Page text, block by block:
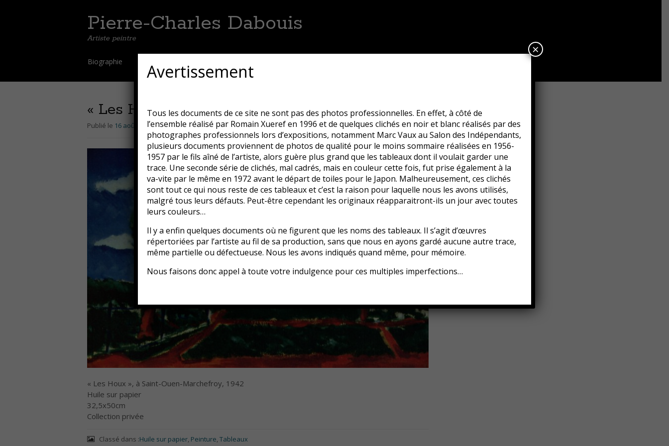
Pierre-Charles Dabouis
Artiste peintre
Aller
contenu
Biographie
« Les Houx », à Saint-Ouen-Marchefroy
Publié le 16 août 2018parGuillaume
« Les Houx », à Saint-Ouen-Marchefroy, 1942
Huile sur papier
32,5x50cm
Collection privée
Classé dans :Huile sur papier, Peinture,Tableaux
Avertissement
Tous les documents de ce site ne sont pas des photos professionnelles. En effet, à côté de
l’ensemble réalisé par Romain Xueref en 1996 et de quelques clichés en noir et blanc réalisés par des
photographes professionnels lors d’expositions, notamment Marc Vaux au Salon des Indépendants,
plusieurs documents proviennent de photos de qualité pour le moins sommaire réalisées en 1956-
1957 par le fils aîné de l’artiste, alors guère plus grand que les tableaux dont il voulait garder une
trace. Une seconde série de clichés, mal cadrés, mais en couleur cette fois, fut prise également à la
va-vite par le même en 1972 avant le départ de toiles pour le Japon. Malheureusement, ces clichés
sont tout ce qui nous reste de ces tableaux et c’est la raison pour laquelle nous les avons utilisés,
malgré tous leurs défauts. Peut-être cependant les originaux réapparaitront-ils un jour avec toutes
leurs couleurs…
Il y a enfin quelques documents où ne figurent que les noms des tableaux. Il s’agit d’œuvres
répertoriées par l’artiste au fil de sa production, sans que nous en ayons gardé aucune autre trace,
même partielle ou défectueuse. Nous les avons indiqués quand même, pour mémoire.
Nous faisons donc appel à toute votre indulgence pour ces multiples imperfections…
×